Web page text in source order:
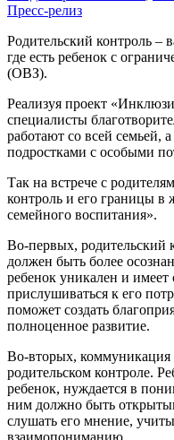
Пресс-релиз
Родительский контроль –
где есть ребенок с
(ОВЗ).
Реализуя проект
специалисты
работают со всей семьей,
подростками с особыми
Так на встрече с
контроль и его границы в
семейного воспитания».
Во-первых, родительский
должен быть более
ребенок уникален и
прислушиваться к его
поможет создать
полноценное развитие.
Во-вторых, коммуникация
родительском контроле.
ребенок, нуждается в
ним должно быть
слушать его мнение,
взаимопониманию.